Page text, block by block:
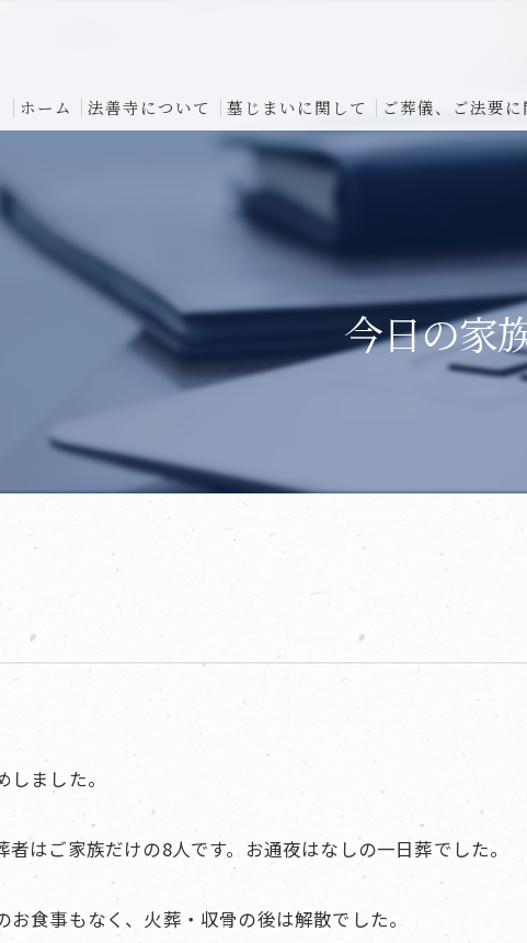
ホーム 法善寺について 墓じまいに関して ご葬儀、ご法要に
今日の家
ました。
者はご家族だけの8人です。お通夜はなしの一日葬でした。
お食事もなく、火葬・収骨の後は解散でした。